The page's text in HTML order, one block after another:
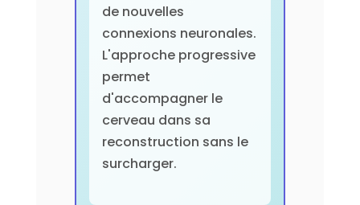
de nouvelles
connexions neuronales.
L'approche progressive
permet
d'accompagner le
cerveau dans sa
reconstruction sans le
surcharger.